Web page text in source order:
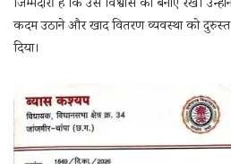
जिम्मेदारी है कि उस विश्वास को बनाए रखे।
कदम उठाने और खाद वितरण व्यवस्था को
दिया।